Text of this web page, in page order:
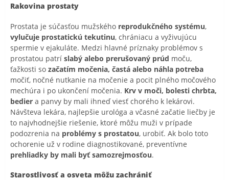
Rakovina prostaty
Prostata je súčasťou mužského reprodukčného systému,
vylučuje prostatickú tekutinu, chrániacu a vyživujúcu
spermie v ejakuláte. Medzi hlavné príznaky problémov s
prostatou patrí slabý alebo prerušovaný prúd moču,
ťažkosti so začatím močenia, častá alebo náhla potreba
močiť, nočné nutkanie na močenie a pocit plného močového
mechúra i po ukončení močenia. Krv v moči, bolesti chrbta,
bedier a panvy by mali ihneď viesť chorého k lekárovi.
Návšteva lekára, najlepšie urológa a včasné začatie liečby je
to najvhodnejšie riešenie, ktoré môžu muži v prípade
podozrenia na problémy s prostatou, urobiť. Ak bolo toto
ochorenie už v rodine diagnostikované, preventívne
prehliadky by mali byť samozrejmosťou.
Starostlivosť a osveta môžu zachrániť